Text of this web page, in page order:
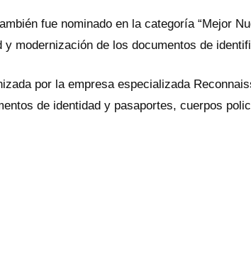
fue nominado en la categoría “Mejor
modernización de los documentos de
por la empresa especializada
de identidad y pasaportes, cuerpos